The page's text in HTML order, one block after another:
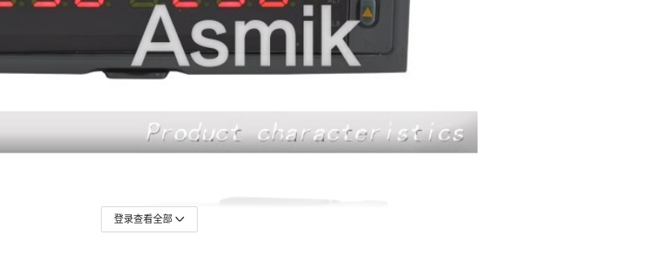
登录查看全部